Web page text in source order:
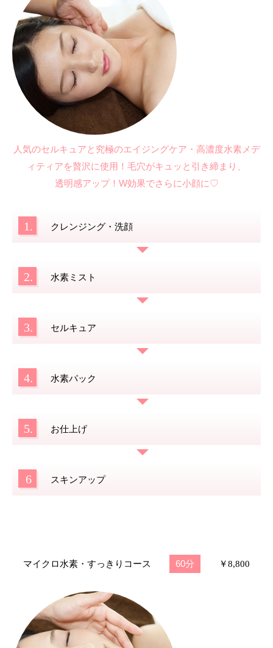
人気のセルキュアと究極のエイジングケア・高濃度水素メデ
ィティアを贅沢に使用！毛穴がキュッと引き締まり、
透明感アップ！ W効果でさらに小顔に♡
1. クレンジング・洗顔
2. 水素ミスト
3. セルキュア
4. 水素パック
5. お仕上げ
6 スキンアップ
マイクロ水素・すっきりコース 60分 ￥8,800